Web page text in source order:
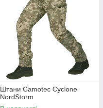
Штани Camotec Cyclone
NordStorm